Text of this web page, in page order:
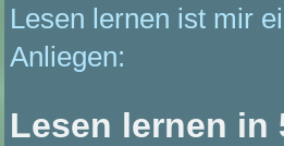
Lesen lernen ist mir
Anliegen:
Lesen lernen in